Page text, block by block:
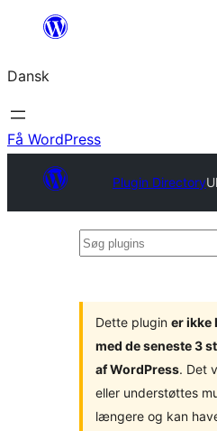
Spring
indhold
Dansk
Få WordPress
Plugin Directory
Søg
Dette plugin er ikke
med de seneste 3
af WordPress. Det
eller understøttes
længere og kan